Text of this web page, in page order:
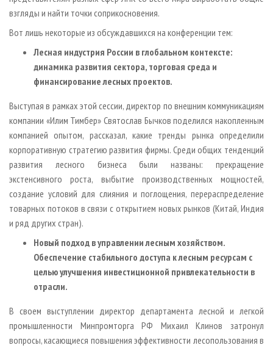
взгляды и найти точки соприкосновения.
Вот лишь некоторые из обсуждавшихся на конференции тем:
Лесная индустрия России в глобальном контексте:
динамика развития сектора, торговая среда и
финансирование лесных проектов.
Выступая в рамках этой сессии, директор по внешним коммуникациям
компании «Илим Тимбер» Святослав Бычков поделился накопленным
компанией опытом, рассказал, какие тренды рынка определили
корпоративную стратегию развития фирмы. Среди общих тенденций
развития лесного бизнеса были названы: прекращение
экстенсивного роста, выбытие производственных мощностей,
создание условий для слияния и поглощения, перераспределение
товарных потоков в связи с открытием новых рынков (Китай, Индия
и ряд других стран).
Новый подход в управлении лесным хозяйством.
Обеспечение стабильного доступа к лесным ресурсам с
целью улучшения инвестиционной привлекательности в
отрасли.
В своем выступлении директор департамента лесной и легкой
промышленности Минпромторга РФ Михаил Клинов затронул
вопросы, касающиеся повышения эффективности лесопользования в